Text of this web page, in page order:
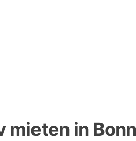
mieten in Bonn